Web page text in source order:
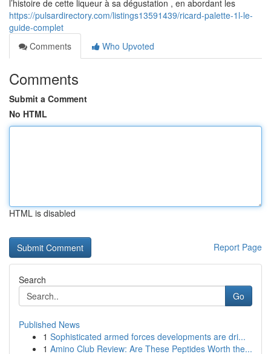
l’histoire de cette liqueur à sa dégustation , en abordant les
https://pulsardirectory.com/listings13591439/ricard-palette-1l-le-
guide-complet
Comments
Who Upvoted
Comments
Submit a Comment
No HTML
HTML is disabled
Report Page
Search
Go
Published News
1 Sophisticated armed forces developments are dri...
1 Amino Club Review: Are These Peptides Worth the...